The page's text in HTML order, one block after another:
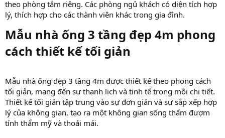
theo phòng tắm riêng. Các phòng ngủ khách có diện tích hợp
lý, thích hợp cho các thành viên khác trong gia đình.
Mẫu nhà ống 3 tầng đẹp 4m phong
cách thiết kế tối giản​
Mẫu nhà ống đẹp 3 tầng 4m được thiết kế theo phong cách
tối giản, mang đến sự thanh lịch và tinh tế trong mỗi chi tiết.
Thiết kế tối giản tập trung vào sự đơn giản và sự sắp xếp hợp
lý của không gian, tạo ra một không gian sống thấm đượm
tính thẩm mỹ và thoải mái.